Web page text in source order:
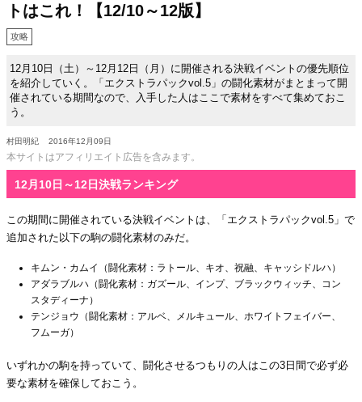
トはこれ！【12/10～12版】
攻略
12月10日（土）～12月12日（月）に開催される決戦イベントの優先順位
を紹介していく。「エクストラパックvol.5」の闘化素材がまとまって開
催されている期間なので、入手した人はここで素材をすべて集めておこ
う。
村田明紀 2016年12月09日
本サイトはアフィリエイト広告を含みます。
12月10日～12日決戦ランキング
この期間に開催されている決戦イベントは、「エクストラパックvol.5」で
追加された以下の駒の闘化素材のみだ。
キムン・カムイ（闘化素材：ラトール、キオ、祝融、キャッシドルハ）
アダラブルハ（闘化素材：ガズール、インプ、ブラックウィッチ、コン
スタディーナ）
テンジョウ（闘化素材：アルベ、メルキュール、ホワイトフェイバー、
フムーガ）
いずれかの駒を持っていて、闘化させるつもりの人はこの3日間で必ず必
要な素材を確保しておこう。